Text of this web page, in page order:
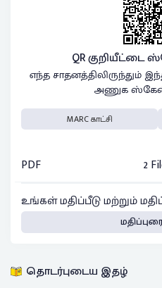
QR குறியீட்டை
எந்த
அணுக
MARC காட்சி
PDF
2
உங்கள் மதிப்பீடு மற்றும்
தொடர்புடைய இதழ்